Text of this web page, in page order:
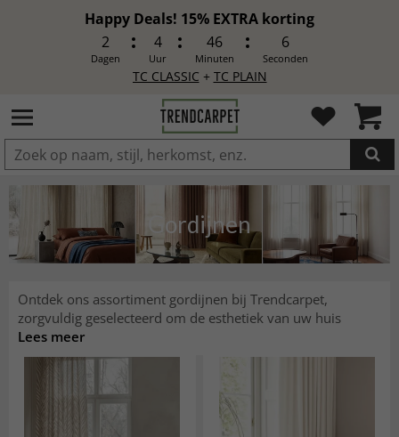
Happy Deals! 15% EXTRA korting
2
Dagen
4
Uur
46
Minuten
4
Seconden
TC CLASSIC + TC PLAIN
Gordijnen
Ontdek ons assortiment gordijnen bij Trendcarpet,
zorgvuldig geselecteerd om de esthetiek van uw huis
Lees meer